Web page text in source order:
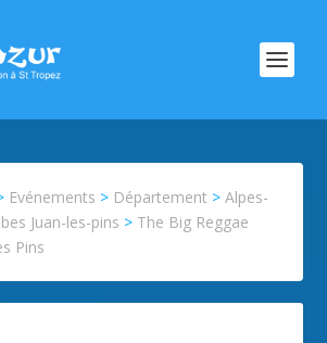
Evénements > Département >Alpes-
Juan-les-pins > The Big Reggae
Pins